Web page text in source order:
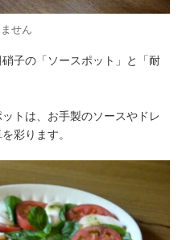
せん
子の「ソースポット」と「耐
トは、お手製のソースやドレ
彩ります。